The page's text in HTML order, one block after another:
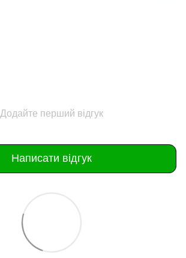
Додайте перший відгук
Написати відгук